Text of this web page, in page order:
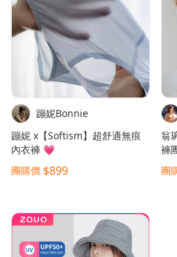
蹦妮Bonnie
蹦妮 x【Softism】超舒適無痕
內衣褲 💗
團購價 $899
翁
褲
團